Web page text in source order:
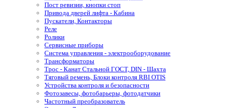
Пост ревизии, кнопки стоп
Привода дверей лифта - Кабина
Пускатели, Контакторы
Реле
Ролики
Сервисные приборы
Система управления - электрооборудование
Трансформаторы
Трос - Канат Стальной ГОСТ, DIN - Шахта
Тяговый ремень, Блоки контроля RBI OTIS
Устройства контроля и безопасности
Фотозавесы, фотобарьеры, фотодатчики
Частотный преобразователь